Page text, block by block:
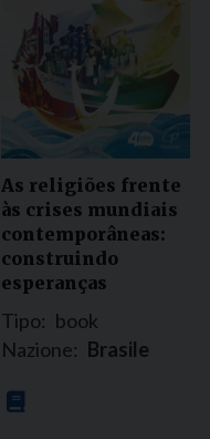
As religiões frente
às crises mundiais
contemporâneas:
construindo
esperanças
Tipo: book
Nazione: Brasile